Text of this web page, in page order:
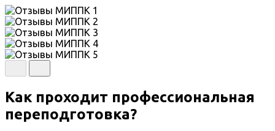
Как проходит профессиональная
переподготовка?